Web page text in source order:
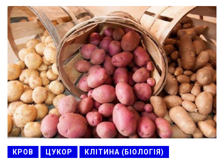
КРОВ ЦУКОР КЛІТИНА (БІОЛОГІЯ)